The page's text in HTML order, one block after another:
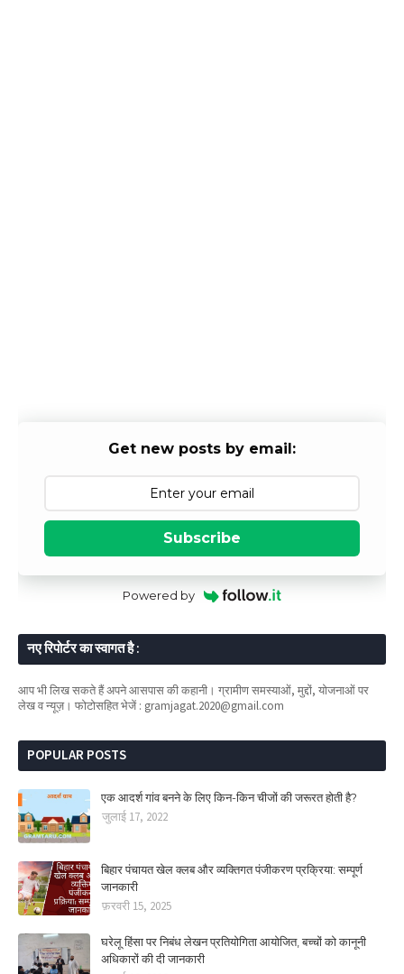
Get new posts by email:
Subscribe
Powered by
नए रिपोर्टर का स्वागत है :
आप भी लिख सकते हैं अपने आसपास की कहानी। ग्रामीण समस्याओं, मुद्दों, योजनाओं पर
लेख व न्यूज़। फोटोसहित भेजें : gramjagat.2020@gmail.com
POPULAR POSTS
एक आदर्श गांव बनने के लिए किन-किन चीजों की जरूरत होती है?
जुलाई 17, 2022
बिहार पंचायत खेल क्लब और व्यक्तिगत पंजीकरण प्रक्रिया: सम्पूर्ण
जानकारी
फ़रवरी 15, 2025
घरेलू हिंसा पर निबंध लेखन प्रतियोगिता आयोजित, बच्चों को कानूनी
अधिकारों की दी जानकारी